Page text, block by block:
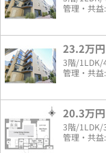
管理・共
23.2万円
3階/1LDK/
管理・共
20.3万円
3階/1LDK/
管理・共